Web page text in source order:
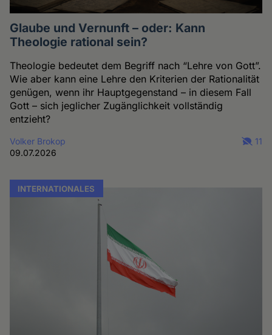
Glaube und Vernunft – oder: Kann
Theologie rational sein?
Theologie bedeutet dem Begriff nach “Lehre von Gott”.
Wie aber kann eine Lehre den Kriterien der Rationalität
genügen, wenn ihr Hauptgegenstand – in diesem Fall
Gott – sich jeglicher Zugänglichkeit vollständig
entzieht?
Volker Brokop
09.07.2026
11
INTERNATIONALES